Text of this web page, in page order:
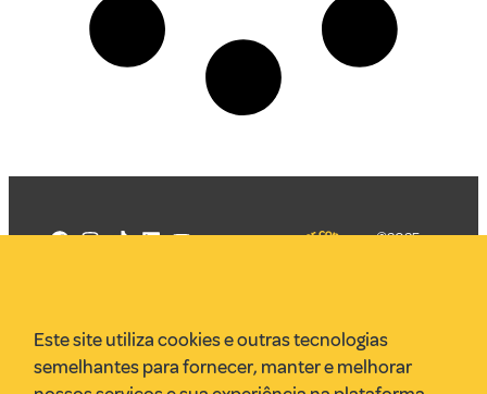
VR Assessoria
Parcerias
©2025
Este site utiliza cookies e outras tecnologias
semelhantes para fornecer, manter e melhorar